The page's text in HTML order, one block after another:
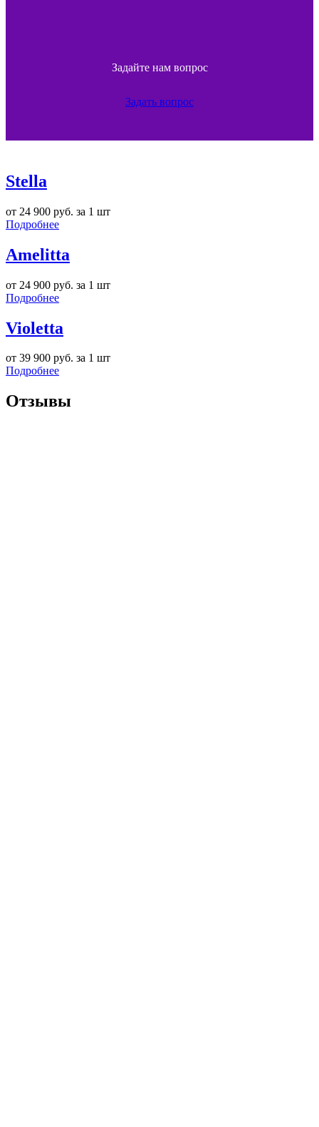
Задайте нам вопрос
Задать вопрос
Stella
от 24 900 руб. за 1 шт
Подробнее
Amelitta
от 24 900 руб. за 1 шт
Подробнее
Violetta
от 39 900 руб. за 1 шт
Подробнее
Отзывы